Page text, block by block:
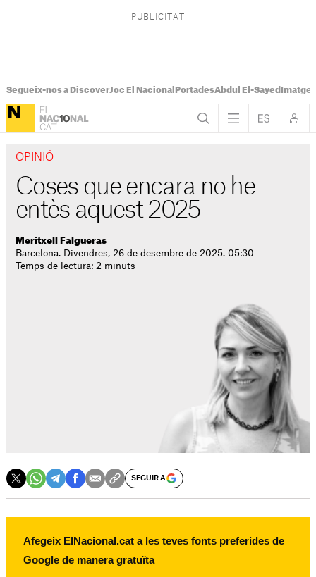
Segueix-nos a DiscoverJoc El Nacional PortadesAbdul El-Sayed
OPINIÓ
Coses que encara no he
entès aquest 2025
Meritxell Falgueras
Barcelona. Divendres, 26 de desembre de 2025. 05:30
Temps de lectura: 2 minuts
SEGUIR A
Afegeix ElNacional.cat a les teves fonts preferides de
Google de manera gratuïta